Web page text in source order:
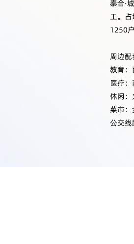
泰合·
工。
1250
周边配
教育：
医疗
休闲：
菜市：
公交线